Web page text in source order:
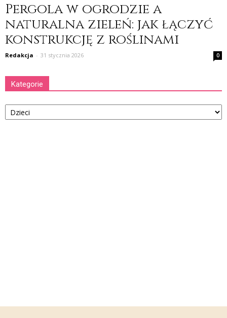
Pergola w ogrodzie a
naturalna zieleń: jak łączyć
konstrukcję z roślinami
Redakcja - 31 stycznia 2026 0
Kategorie
Kategorie